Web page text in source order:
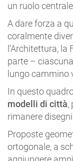
un ruolo
A dare forza a
coralmente
l’Architettura, la
parte –
lungo cammino
In questo
modelli di città,
rimanere
Proposte
ortogonale, a